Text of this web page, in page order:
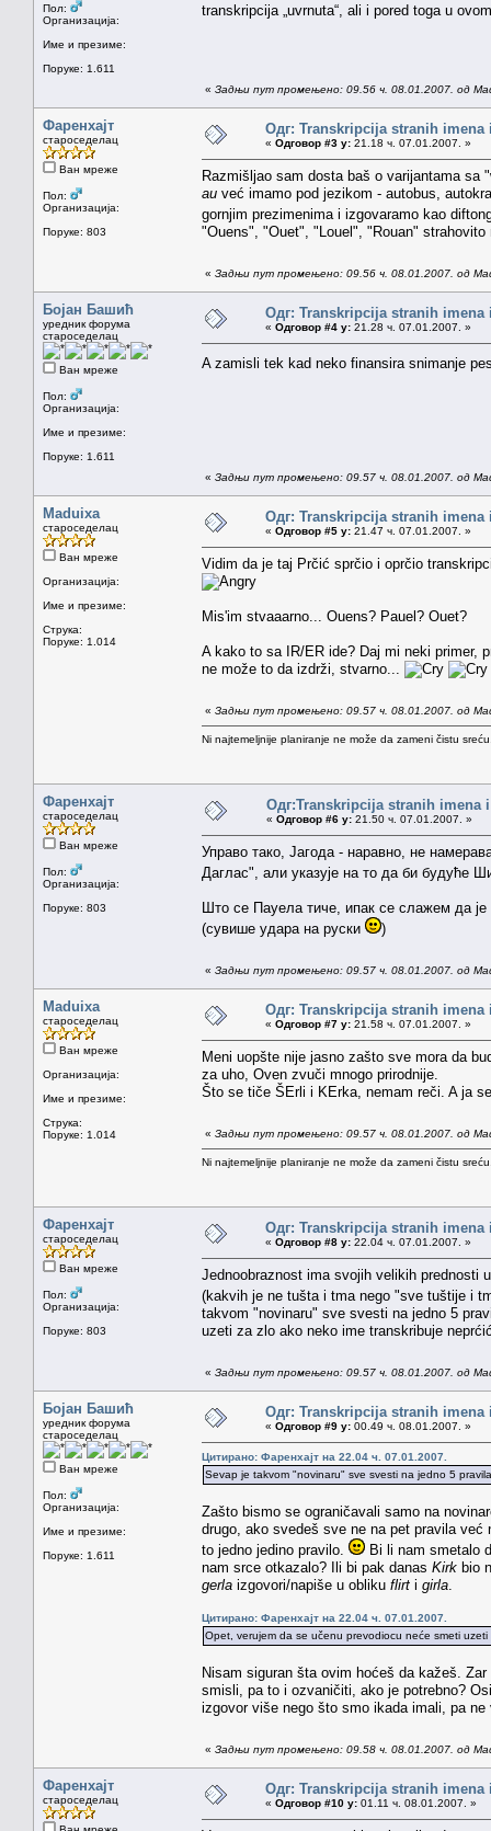
Пол:
Организација:
Име и презиме:
Поруке: 1.611
transkripcija „uvrnuta“, ali i pored toga u
« Задњи пут промењено: 09.56 ч. 08.01.2007. од
Фаренхајт
староседелац
Ван мреже
Пол:
Организација:
Поруке: 803
Одг: Transkripcija stranih imena
« Одговор #3 у: 21.18 ч. 07.01.2007. »
Razmišljao sam dosta baš o varijantama
au već imamo pod jezikom - autobus,
gornjim prezimenima i izgovaramo kao
"Ouens", "Ouet", "Louel", "Rouan" strahovito
« Задњи пут промењено: 09.56 ч. 08.01.2007. од
Бојан Башић
уредник форума
староседелац
Ван мреже
Пол:
Организација:
Име и презиме:
Поруке: 1.611
Одг: Transkripcija stranih imena
« Одговор #4 у: 21.28 ч. 07.01.2007. »
A zamisli tek kad neko finansira snimanje
« Задњи пут промењено: 09.57 ч. 08.01.2007. од
Maduixa
староседелац
Ван мреже
Организација:
Име и презиме:
Струка:
Поруке: 1.014
Одг: Transkripcija stranih imena
« Одговор #5 у: 21.47 ч. 07.01.2007. »
Vidim da je taj Prčić sprčio i oprčio
Mis'im stvaaarno... Ouens? Pauel? Ouet?
A kako to sa IR/ER ide? Daj mi neki primer,
ne može to da izdrži, stvarno...
« Задњи пут промењено: 09.57 ч. 08.01.2007. од
Ni najtemeljnije planiranje ne može da zameni čistu
Фаренхајт
староседелац
Ван мреже
Пол:
Организација:
Поруке: 803
Одг:Transkripcija stranih imena
« Одговор #6 у: 21.50 ч. 07.01.2007. »
Управо тако, Јагода - наравно, не
Даглас", али указује на то да би будуће
Што се Пауела тиче, ипак се слажем да
(сувише удара на руски
)
« Задњи пут промењено: 09.57 ч. 08.01.2007. од
Maduixa
староседелац
Ван мреже
Организација:
Име и презиме:
Струка:
Поруке: 1.014
Одг: Transkripcija stranih imena
« Одговор #7 у: 21.58 ч. 07.01.2007. »
Meni uopšte nije jasno zašto sve mora da
za uho, Oven zvuči mnogo prirodnije.
Što se tiče ŠErli i KErka, nemam reči. A ja
« Задњи пут промењено: 09.57 ч. 08.01.2007. од
Ni najtemeljnije planiranje ne može da zameni čistu
Фаренхајт
староседелац
Ван мреже
Пол:
Организација:
Поруке: 803
Одг: Transkripcija stranih imena
« Одговор #8 у: 22.04 ч. 07.01.2007. »
Jednoobraznost ima svojih velikih prednosti
(kakvih je ne tušta i tma nego "sve tuštije i
takvom "novinaru" sve svesti na jedno 5
uzeti za zlo ako neko ime transkribuje
« Задњи пут промењено: 09.57 ч. 08.01.2007. од
Бојан Башић
уредник форума
староседелац
Ван мреже
Пол:
Организација:
Име и презиме:
Поруке: 1.611
Одг: Transkripcija stranih imena
« Одговор #9 у: 00.49 ч. 08.01.2007. »
Цитирано: Фаренхајт на 22.04 ч. 07.01.2007.
Sevap je takvom "novinaru" sve svesti na jedno 5
Zašto bismo se ograničavali samo na
drugo, ako svedeš sve ne na pet pravila
to jedno jedino pravilo.
Bi li nam smetalo
nam srce otkazalo? Ili bi pak danas Kirk bio
gerla izgovori/napiše u obliku flirt i girla
Цитирано: Фаренхајт на 22.04 ч. 07.01.2007.
Opet, verujem da se učenu prevodiocu neće smeti
Nisam siguran šta ovim hoćeš da kažeš.
smisli, pa to i ozvaničiti, ako je potrebno?
izgovor više nego što smo ikada imali, pa
« Задњи пут промењено: 09.58 ч. 08.01.2007. од
Фаренхајт
староседелац
Одг: Transkripcija stranih imena
« Одговор #10 у: 01.11 ч. 08.01.2007. »